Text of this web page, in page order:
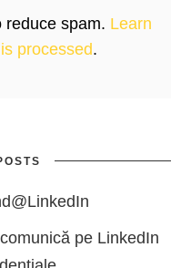
reduce spam. Learn
processed.
pe LinkedIn